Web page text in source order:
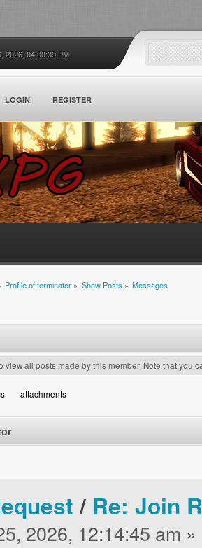
2026, 04:00:39 PM
LOGIN REGISTER
Profile of terminator » Show Posts » Messages
view all posts made by this member. Note that you
attachments
/ Re: Join
2026, 12:14:45 am »